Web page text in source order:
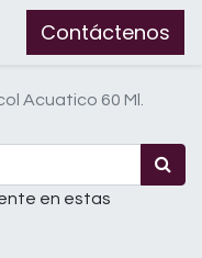
Contáctenos
Acuatico 60 Ml.
en estas